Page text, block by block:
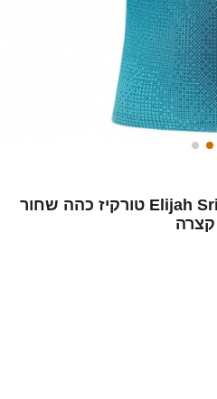
נשים סינגפור Elijah Srinivasa #7 טורקיז כהה שחור